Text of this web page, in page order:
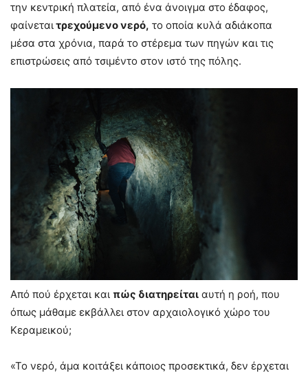
την κεντρική πλατεία, από ένα άνοιγμα στο έδαφος,
φαίνεταιτρεχούμενο νερό, το οποία κυλά αδιάκοπα
μέσα στα χρόνια, παρά το στέρεμα των πηγών και τις
επιστρώσεις από τσιμέντο στον ιστό της πόλης.
Από πού έρχεται και πώς διατηρείται αυτή η ροή, που
όπως μάθαμε εκβάλλει στον αρχαιολογικό χώρο του
Κεραμεικού;
«Το νερό, άμα κοιτάξει κάποιος προσεκτικά, δεν έρχεται